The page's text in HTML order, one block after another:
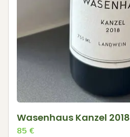
Wasenhaus Kanzel 2018
85 €